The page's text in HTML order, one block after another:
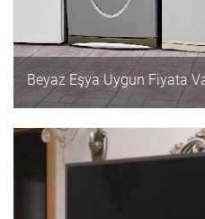
Beyaz Eşya Uygun Fiyata